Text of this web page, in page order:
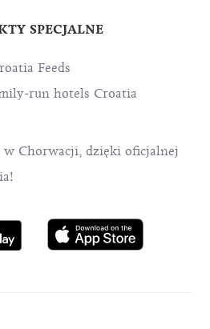
SPECJALNE
Feeds
run hotels Croatia
Chorwacji, dzięki oficjalnej